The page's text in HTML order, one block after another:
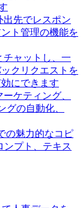
出先でレスポン
ト管理の機能を
チャットし、一
クリクエストを
にできます
ーケティング、
グの自動化、
の魅力的なコピ
ンプト、テキス